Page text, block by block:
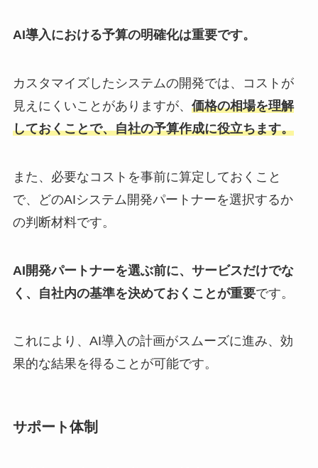
AI導入における予算の明確化は重要です。
カスタマイズしたシステムの開発では、コストが
見えにくいことがありますが、 価格の相場を理解
しておくことで、自社の予算作成に役立ちます。
また、必要なコストを事前に算定しておくこと
で、どのAIシステム開発パートナーを選択するか
の判断材料です。
AI開発パートナーを選ぶ前に、サービスだけでな
く、自社内の基準を決めておくことが重要です。
これにより、AI導入の計画がスムーズに進み、効
果的な結果を得ることが可能です。
サポート体制